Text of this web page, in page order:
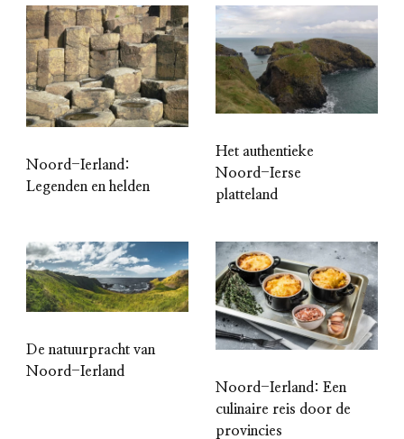
Noord-Ierland:
Legenden en helden
Het authentieke
Noord-Ierse
platteland
De natuurpracht van
Noord-Ierland
Noord-Ierland: Een
culinaire reis door de
provincies